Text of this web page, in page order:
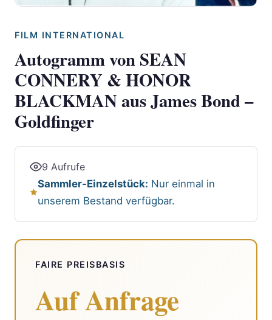
FILM INTERNATIONAL
Autogramm von SEAN
CONNERY & HONOR
BLACKMAN aus James Bond –
Goldfinger
9 Aufrufe
Sammler-Einzelstück: Nur einmal in
unserem Bestand verfügbar.
FAIRE PREISBASIS
Auf Anfrage